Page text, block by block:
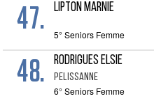
47. LIPTON MARNIE
5° Seniors Femme
48. RODRIGUES ELSIE
PELISSANNE
6° Seniors Femme